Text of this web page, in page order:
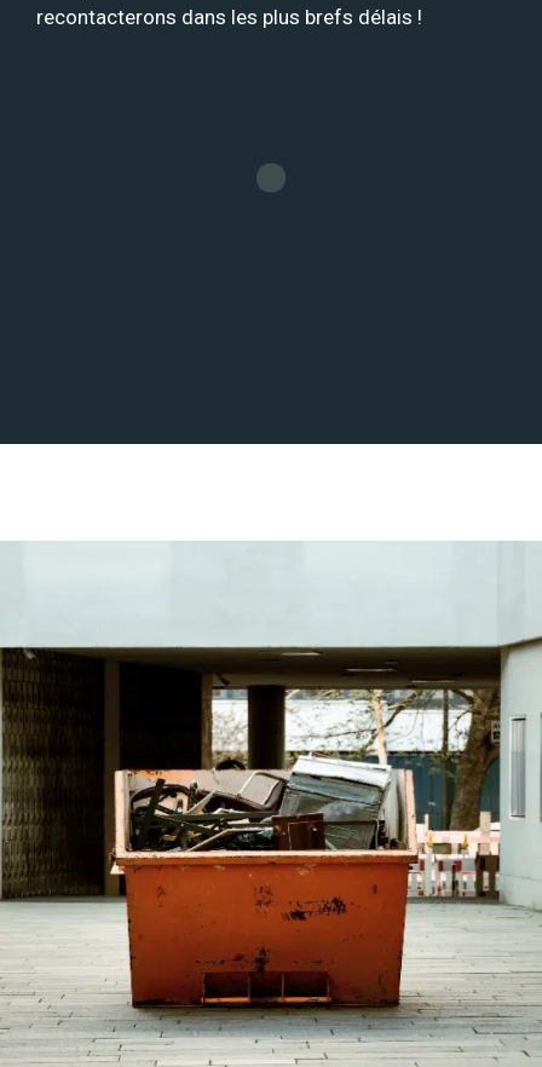
recontacterons dans les plus brefs délais !